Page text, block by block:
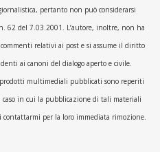
pertanto non può considerarsi
62 del 7.03.2001. L’autore, inoltre, non ha
relativi ai post e si assume il diritto
ai canoni del dialogo aperto e civile.
multimediali pubblicati sono reperiti
caso in cui la pubblicazione di tali materiali
contattarmi per la loro immediata rimozione.